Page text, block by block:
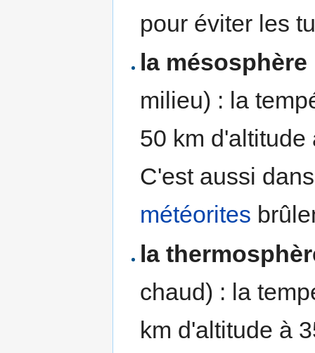
pour éviter les
la mésosphère
milieu) : la
50 km d'altitude
C'est aussi
météorites
la
chaud) : la
km d'altitude à